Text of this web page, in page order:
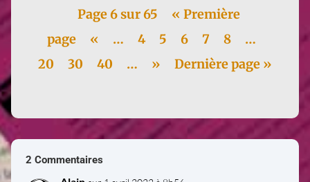
Page 6 sur 65
« Première
page
« … 4 5 6 7 8
…
20
30 40 … » Dernière page »
2 Commentaires